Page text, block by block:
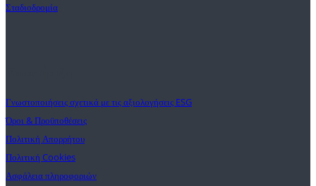
Σταδιοδρομία
Γνωστοποιήσεις σχετικά με τις αξιολογήσεις ESG
Όροι & Προϋποθέσεις
Πολιτική Απορρήτου
Πολιτική Cookies
Ασφάλεια πληροφοριών